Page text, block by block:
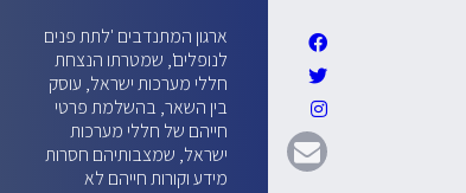
ארגון המתנדבים 'לתת פנים
לנופלים', שמטרתו הנצחת
חללי מערכות ישראל, עוסק
בין השאר, בהשלמת פרטי
חייהם של חללי מערכות
ישראל, שמצבותיהם חסרות
מידע וקורות חייהם לא